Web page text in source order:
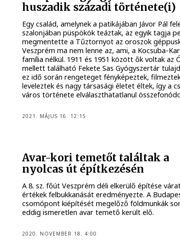
huszadik századi története(i)
Egy család, amelynek a patikájában Jávor Pál
szalonjában püspökök teáztak, az egyik tagja
megmentette a Tűztornyot az oroszok
Veszprém ma nem lenne az, ami, a Kocsuba-
família nélkül. 1911 és 1951 között ők voltak az
mellett található Fekete Sas Gyógyszertár
ez idő során rengeteget fényképeztek,
leveleztek és nagy társasági életet éltek, így a
város története elválaszthatatlanul
2021. MÁJUS 16. 12:15
Avar-kori temetőt találtak a
nyolcas út építkezésén
A 8. sz. főút Veszprém déli elkerülő építése
értékek felbukkanását eredményezte. A
csomópont kiépítését megelőző földmunkák
eddig ismeretlen avar temető került elő.
2020. NOVEMBER 18. 4:00